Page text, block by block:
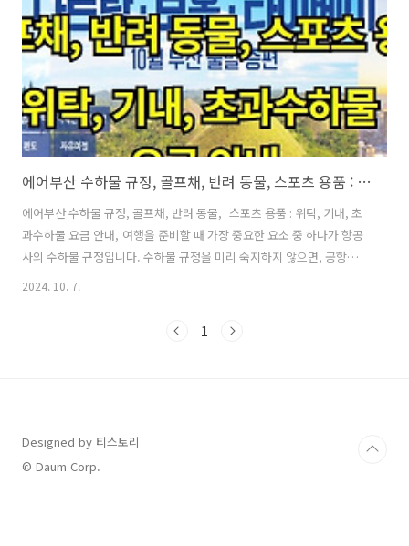
에어부산 수하물 규정, 골프채, 반려 동물, 스포츠 용품 : 위탁, 기내, 초과수하물 요금 안내
에어부산 수하물 규정, 골프채, 반려 동물, 스포츠 용품 : 위탁, 기내, 초
과수하물 요금 안내, 여행을 준비할 때 가장 중요한 요소 중 하나가 항공
사의 수하물 규정입니다. 수하물 규정을 미리 숙지하지 않으면, 공항에서
예상치 못한 추가 요금이나 불편함을 겪을 수 있습니다. 특히 저비용 항
잘 파악하고 준비하는 것이 필수적입니다. 이 글에서는 에어부산을 이용
2024. 10. 7.
1
Designed by 티스토리
© Daum Corp.